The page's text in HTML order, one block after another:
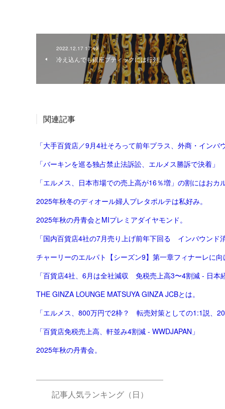
2022.12.17 17:49
冷え込んでも銀座ブティックには行列。
関連記事
「大手百貨店／9月4社そろって前年プラス、外商・イン
「バーキンを巡る独占禁止法訴訟、エルメス勝訴で決着」
「エルメス、日本市場での売上高が16％増」の割にはお
2025年秋冬のディオール婦人プレタポルテは私好み。
2025年秋の丹青会とMIプレミアダイヤモンド。
「国内百貨店4社の7月売り上げ前年下回る インバウンド
チャーリーのエルパト【シーズン9】第一章フィナーレに
「百貨店4社、6月は全社減収 免税売上高3〜4割減 - 日本
THE GINZA LOUNGE MATSUYA GINZA JCBとは。
「エルメス、800万円で2枠？ 転売対策としての1:1説、
「百貨店免税売上高、軒並み4割減 - WWDJAPAN」
2025年秋の丹青会。
記事人気ランキング（日）